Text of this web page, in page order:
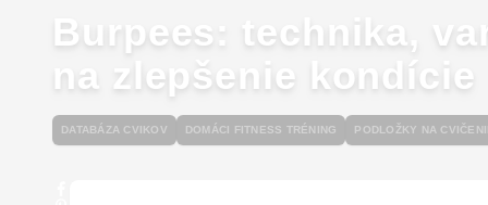
Burpees: technika,
na zlepšenie kondície
DATABÁZA CVIKOV DOMÁCI FITNESS TRÉNING PODLOŽKY NA